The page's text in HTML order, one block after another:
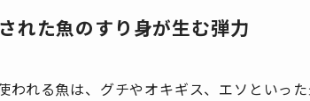
れた魚のすり身が生む弾力
われる魚は、グチやオキギス、エソといっ